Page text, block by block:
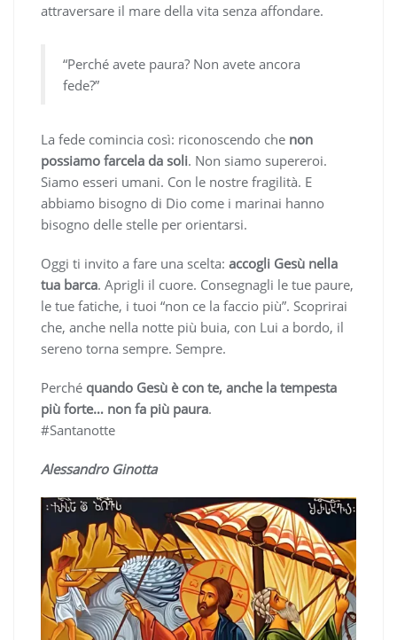
attraversare il mare della vita senza affondare.
“Perché avete paura? Non avete ancora
fede?”
La fede comincia così: riconoscendo che non
possiamo farcela da soli. Non siamo supereroi.
Siamo esseri umani. Con le nostre fragilità. E
abbiamo bisogno di Dio come i marinai hanno
bisogno delle stelle per orientarsi.
Oggi ti invito a fare una scelta: accogli Gesù nella
tua barca. Aprigli il cuore. Consegnagli le tue paure,
le tue fatiche, i tuoi “non ce la faccio più”. Scoprirai
che, anche nella notte più buia, con Lui a bordo, il
sereno torna sempre. Sempre.
Perché quando Gesù è con te, anche la tempesta
più forte… non fa più paura.
#Santanotte
Alessandro Ginotta